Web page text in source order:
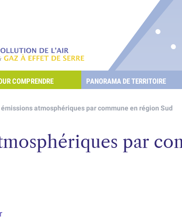
en Santé Environnement
Pollution de l'air & gaz à effet de serre
GAZ À EFFET DE SERRE ?
COMPRENDRE PANORAMA DE TERRITOIRE
atmosphériques par commune en région Sud
par